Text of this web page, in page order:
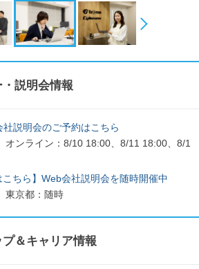
説明会情報
説明会のご予約はこちら
オンライン：8/10 18:00、8/11 18:00、8/1
ちら】Web会社説明会を随時開催中
東京都：随時
＆キャリア情報